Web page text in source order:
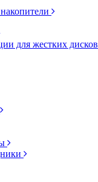
для жестких дисков